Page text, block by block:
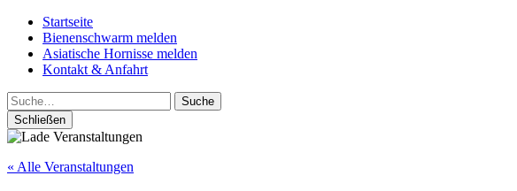
Startseite
Bienenschwarm melden
Asiatische Hornisse melden
Kontakt & Anfahrt
Suche
Schließen
« Alle Veranstaltungen